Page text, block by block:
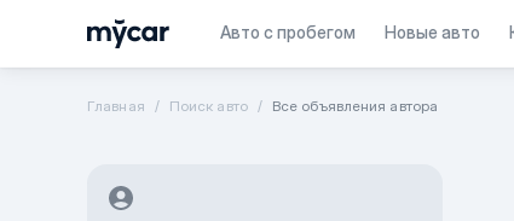
Авто с пробегом Новые авто
Главная Поиск авто Все объявления автора